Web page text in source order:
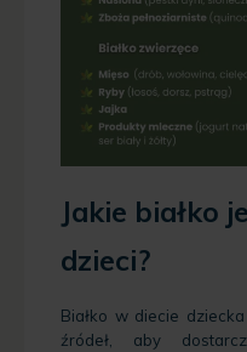
Jakie białko
dzieci?
Białko w diecie
źródeł, aby